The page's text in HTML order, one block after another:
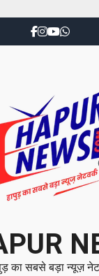
का सबसे बड़ा न्यूज़